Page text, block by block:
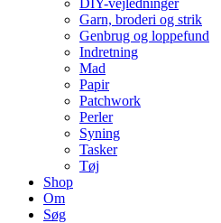
DIY-vejledninger
Garn, broderi og strik
Genbrug og loppefund
Indretning
Mad
Papir
Patchwork
Perler
Syning
Tasker
Tøj
Shop
Om
Søg